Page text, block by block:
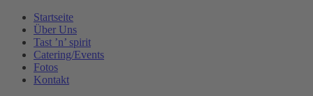
Startseite
Über Uns
Tast ’n’ spirit
Catering/Events
Fotos
Kontakt